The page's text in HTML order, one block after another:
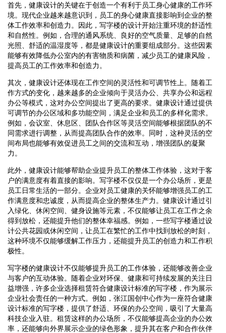
首先，健康设计的关键在于创造一个有利于员工身心健康的工作环
境。现代企业越来越意识到，员工的身心健康直接影响到企业的整
体工作效率和创造力。因此，写字楼的设计开始注重环境的舒适性
和自然性。例如，合理的通风系统、良好的空气质量、足够的自然
光照、舒适的温湿度等，都是健康设计的重要组成部分。这些因素
能够有效降低办公室内的有害物质和病菌，减少员工的健康风险，
提高员工的工作效率和创造力。
其次，健康设计还体现在工作空间的灵活性和可调节性上。随着工
作方式的变化，越来越多的企业倾向于灵活办公、共享办公和远程
办公等模式，这对办公空间提出了更高的要求。健康设计通过提供
可调节的办公区域和多功能空间，满足企业和员工的多样化需求。
例如，会议室、休息区、团队合作区等灵活空间能够根据团队的不
同需求进行调整，从而提高团队合作的效率。同时，这种灵活的空
间布局也能够有效促进员工之间的交流和互动，增强团队的凝聚
力。
此外，健康设计能够帮助企业提升员工的整体工作体验，这对于客
户的满意度有着直接的影响。写字楼不仅仅是一个办公场所，更是
员工日常生活的一部分。企业对员工健康的关怀能够增强员工的工
作满意度和忠诚度，从而提高企业的整体生产力。健康设计通过引
入绿化、休闲空间、健身设施等元素，不仅能够让员工在工作之余
得到放松，还能提升他们的整体幸福感。例如，一些写字楼通过设
计公共花园或休闲空间，让员工在繁忙的工作中找到放松的时刻，
这种环境不仅能够缓解工作压力，还能提升员工的创造力和工作积
极性。
写字楼的健康设计不仅能够提升员工的工作体验，还能够改善企业
与客户的互动体验。随着企业对环保、健康和可持续发展的关注日
益增强，许多企业选择租赁符合健康设计标准的写字楼，作为展示
企业社会责任的一种方式。例如，张江国创中心作为一座符合健康
设计标准的写字楼，提供了舒适、环保的办公空间，吸引了大量高
科技企业入驻。租赁这样的办公场所，不仅能够提高企业的办公效
率，还能够向外界展示企业的绿色形象，提升其在客户和合作伙伴